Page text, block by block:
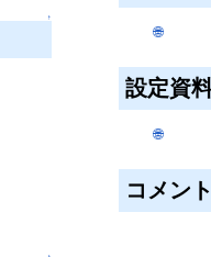
↑
🌐
設定資
🌐
コメン